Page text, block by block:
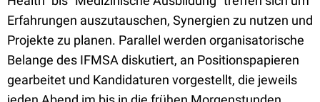
Erfahrungen auszutauschen, Synergien zu nutzen und
Projekte zu planen. Parallel werden organisatorische
Belange des IFMSA diskutiert, an Positionspapieren
gearbeitet und Kandidaturen vorgestellt, die jeweils